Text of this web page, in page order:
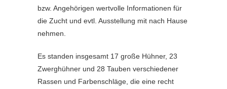
bzw. Angehörigen wertvolle Informationen für
die Zucht und evtl. Ausstellung mit nach Hause
nehmen.
Es standen insgesamt 17 große Hühner, 23
Zwerghühner und 28 Tauben verschiedener
Rassen und Farbenschläge, die eine recht